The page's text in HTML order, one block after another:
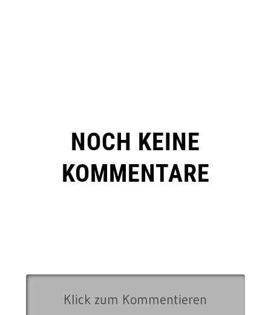
NOCH KEINE
KOMMENTARE